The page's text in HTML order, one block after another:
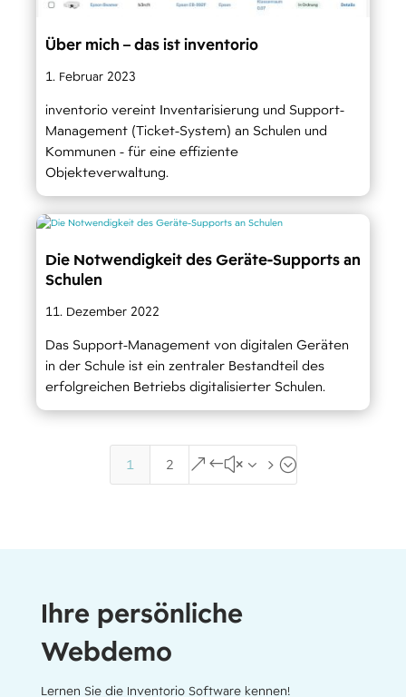
Über mich – das ist inventorio
1. Februar 2023
inventorio vereint Inventarisierung und Support-
Management (Ticket-System) an Schulen und
Kommunen - für eine effiziente
Objekteverwaltung.
Die Notwendigkeit des Geräte-Supports an
Schulen
11. Dezember 2022
Das Support-Management von digitalen Geräten
in der Schule ist ein zentraler Bestandteil des
erfolgreichen Betriebs digitalisierter Schulen.
1 2 &#x35;
Ihre persönliche
Webdemo
Lernen Sie die Inventorio Software kennen!